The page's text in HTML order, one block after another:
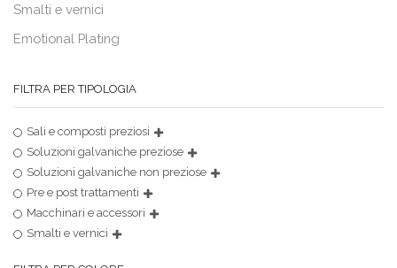
Smalti e vernici
Emotional Plating
FILTRA PER TIPOLOGIA
Sali e composti preziosi
Soluzioni galvaniche preziose
Soluzioni galvaniche non preziose
Pre e post trattamenti
Macchinari e accessori
Smalti e vernici